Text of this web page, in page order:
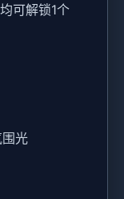
可解锁1个
光